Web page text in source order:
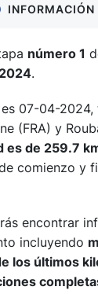
INFORMACIÓN
número 1
.
07-04-
(FRA) y
es de 259.7
comienzo y
encontrar
incluyendo
los últimos